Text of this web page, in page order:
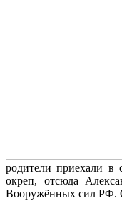
родители приехали в
окреп, отсюда
Вооружённых сил РФ.